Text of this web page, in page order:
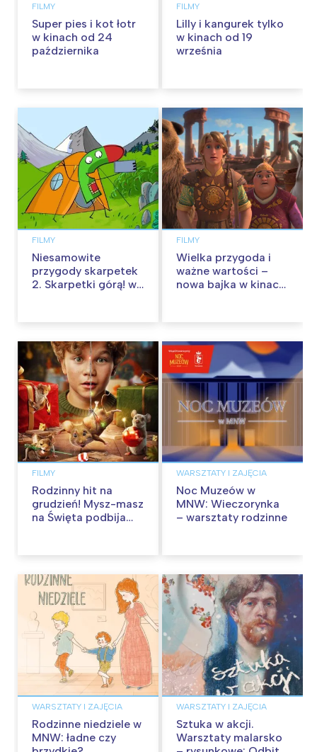
FILMY
Super pies i kot łotr
w kinach od 24
października
FILMY
Lilly i kangurek tylko
w kinach od 19
września
FILMY
Niesamowite
przygody skarpetek
2. Skarpetki górą! w
FILMY
Wielka przygoda i
ważne wartości –
nowa bajka w kinach
FILMY
Rodzinny hit na
grudzień! Mysz-masz
na Święta podbija
WARSZTATY I ZAJĘCIA
Noc Muzeów w
MNW: Wieczorynka
– warsztaty rodzinne
WARSZTATY I ZAJĘCIA
Rodzinne niedziele w
MNW: ładne czy
WARSZTATY I ZAJĘCIA
Sztuka w akcji.
Warsztaty malarsko